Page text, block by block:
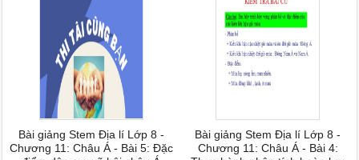
Bài giảng Stem Địa lí Lớp 8 -
Chương 11: Châu Á - Bài 5: Đặc
Bài giảng Stem Địa lí Lớp 8 -
Chương 11: Châu Á - Bài 4: